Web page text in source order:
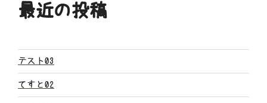
シ
ン
最近の投稿
テスト03
てすと02